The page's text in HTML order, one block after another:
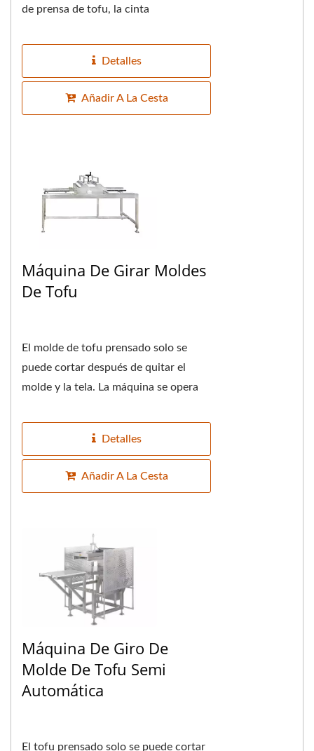
de prensa de tofu, la cinta
sincroniza...
Detalles
Añadir A La Cesta
Máquina De Girar Moldes
De Tofu
El molde de tofu prensado solo se
puede cortar después de quitar el
molde y la tela. La máquina se opera
de la palanca...
Detalles
Añadir A La Cesta
Máquina De Giro De
Molde De Tofu Semi
Automática
El tofu prensado solo se puede cortar